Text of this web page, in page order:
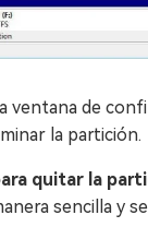
ventana de
la partición.
quitar la
sencilla y